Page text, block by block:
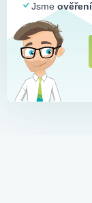
Jsme